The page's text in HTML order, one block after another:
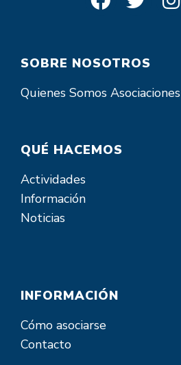
SOBRE NOSOTROS
Quienes Somos Asociaciones
QUÉ HACEMOS
Actividades
Información
Noticias
INFORMACIÓN
Cómo asociarse
Contacto